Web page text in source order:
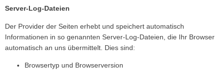
Server-Log-Dateien
Der Provider der Seiten erhebt und speichert automatisch
Informationen in so genannten Server-Log-Dateien, die Ihr Browser
automatisch an uns übermittelt. Dies sind:
Browsertyp und Browserversion